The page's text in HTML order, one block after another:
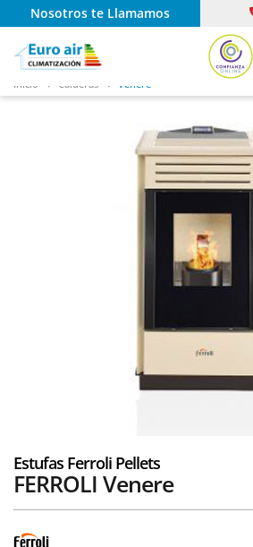
Nosotros te Llamamos
Inicio Calderas Venere
Estufas Ferroli Pellets
FERROLI Venere